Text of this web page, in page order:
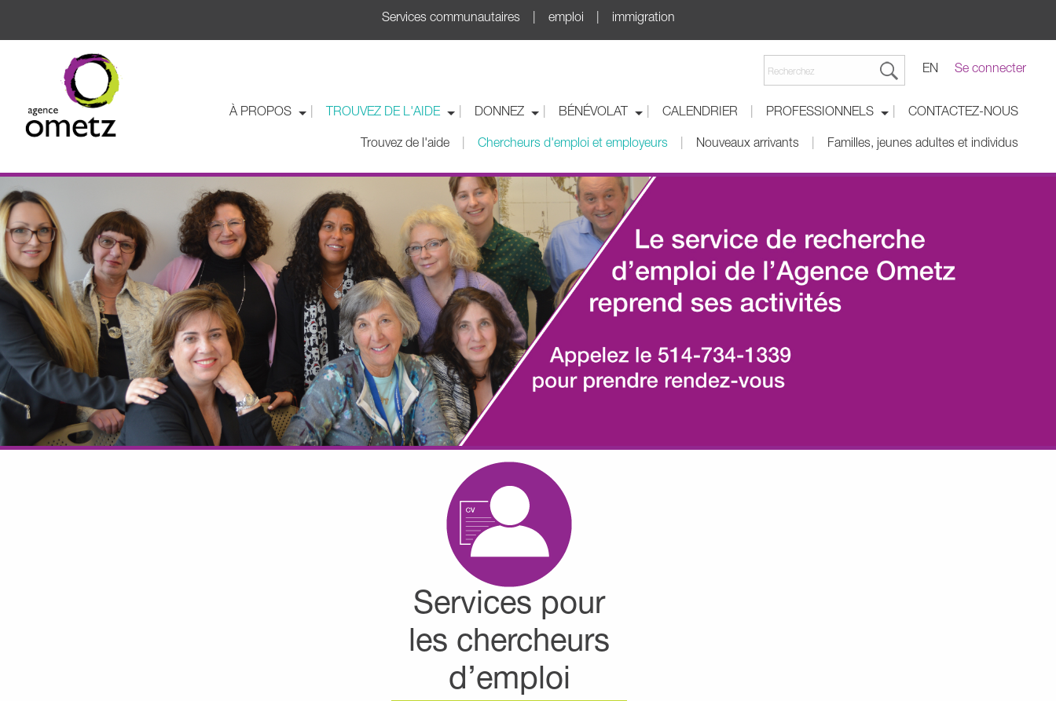
Services communautaires | emploi | immigration
Se connecter
EN
À PROPOS TROUVEZ DE L'AIDE DONNEZ BÉNÉVOLAT CALENDRIER PROFESSIONNELS CONTACTEZ-NOUS
Trouvez de l'aide Chercheurs d'emploi et employeurs Nouveaux arrivants Familles, jeunes adultes et individus
Services pour
les chercheurs
d’emploi